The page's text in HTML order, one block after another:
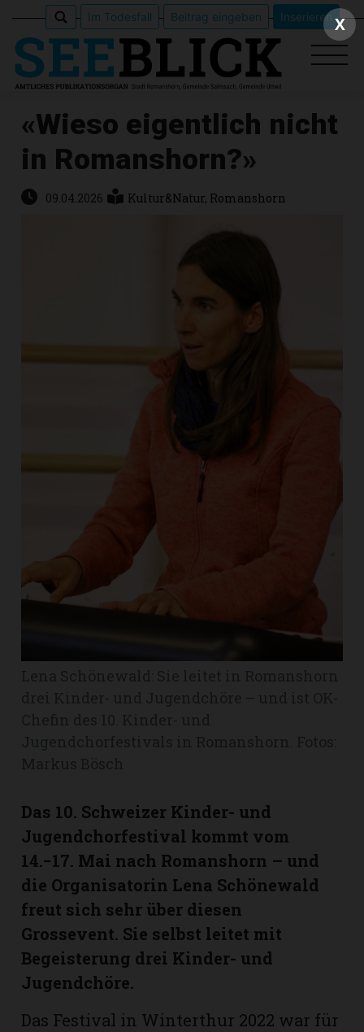
Epaper
Veranstaltungen
Im Todesfall Beitrag eingeben Inserieren
«Wieso eigentlich nicht
in Romanshorn?»
09.04.2026 Kultur&Natur, Romanshorn
Das 10. Schweizer Kinder- und
Jugendchorfestival kommt vom
14.−17. Mai nach Romanshorn – und
die Organisatorin Lena Schönewald
freut sich sehr über diesen
Grossevent. Sie selbst leitet mit
Begeisterung drei Kinder- und
Jugendchöre.
Das Festival in Winterthur 2022 war für
X